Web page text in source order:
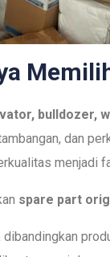
bulldozer,
dan
menjadi
spare part
dibandingkan